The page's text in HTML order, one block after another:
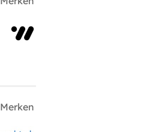
Merken